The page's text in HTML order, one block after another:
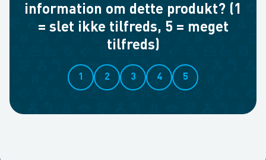
information om dette produkt? (1
= slet ikke tilfreds, 5 = meget
tilfreds)
1 2 3 4 5